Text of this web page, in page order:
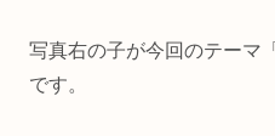
写真右の子が今回のテーマ「
です。